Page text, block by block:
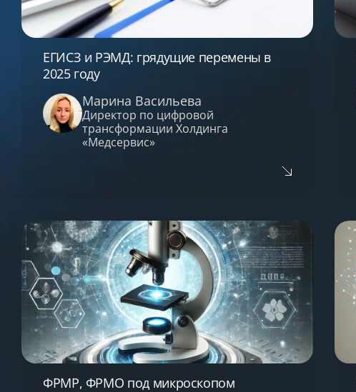
ЕГИСЗ и РЭМД: грядущие перемены в
2025 году
Марина Васильева
Директор по цифровой
трансформации Холдинга
«Медсервис»
Затронутые темы:
Последние новости из ЕГИСЗ: что
происходит сейчас?
РЭМД отменили или нет?
Законодательные требования и как им
соответствовать
Законы без стресса: что требуют и как
выполнять
ФРМР, ФРМО под микроскопом